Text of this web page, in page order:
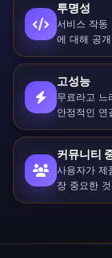
투명성
서비스 작동
에 대해 공
고성능
무료라고 느
안정적인 연
커뮤니티
사용자가 제
장 중요한